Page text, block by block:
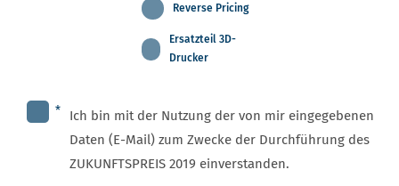
Reverse Pricing
Ersatzteil 3D-
Drucker
*
Ich bin mit der Nutzung der von mir eingegebenen
Daten (E-Mail) zum Zwecke der Durchführung des
ZUKUNFTSPREIS 2019 einverstanden.